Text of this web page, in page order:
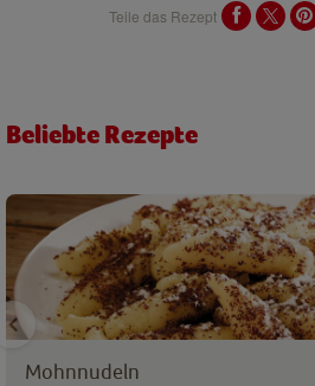
Teile das Rezept
Beliebte Rezepte
Mohnnudeln